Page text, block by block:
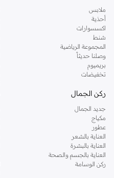
ملابس
أحذية
اكسسوارات
شنط
المجموعة الرياضية
وصلنا حديثاً
بريميوم
تخفيضات
ركن الجمال
جديد الجمال
مكياج
عطور
العناية بالشعر
العناية بالبشرة
العناية بالجسم والصحة
ركن الوسامة